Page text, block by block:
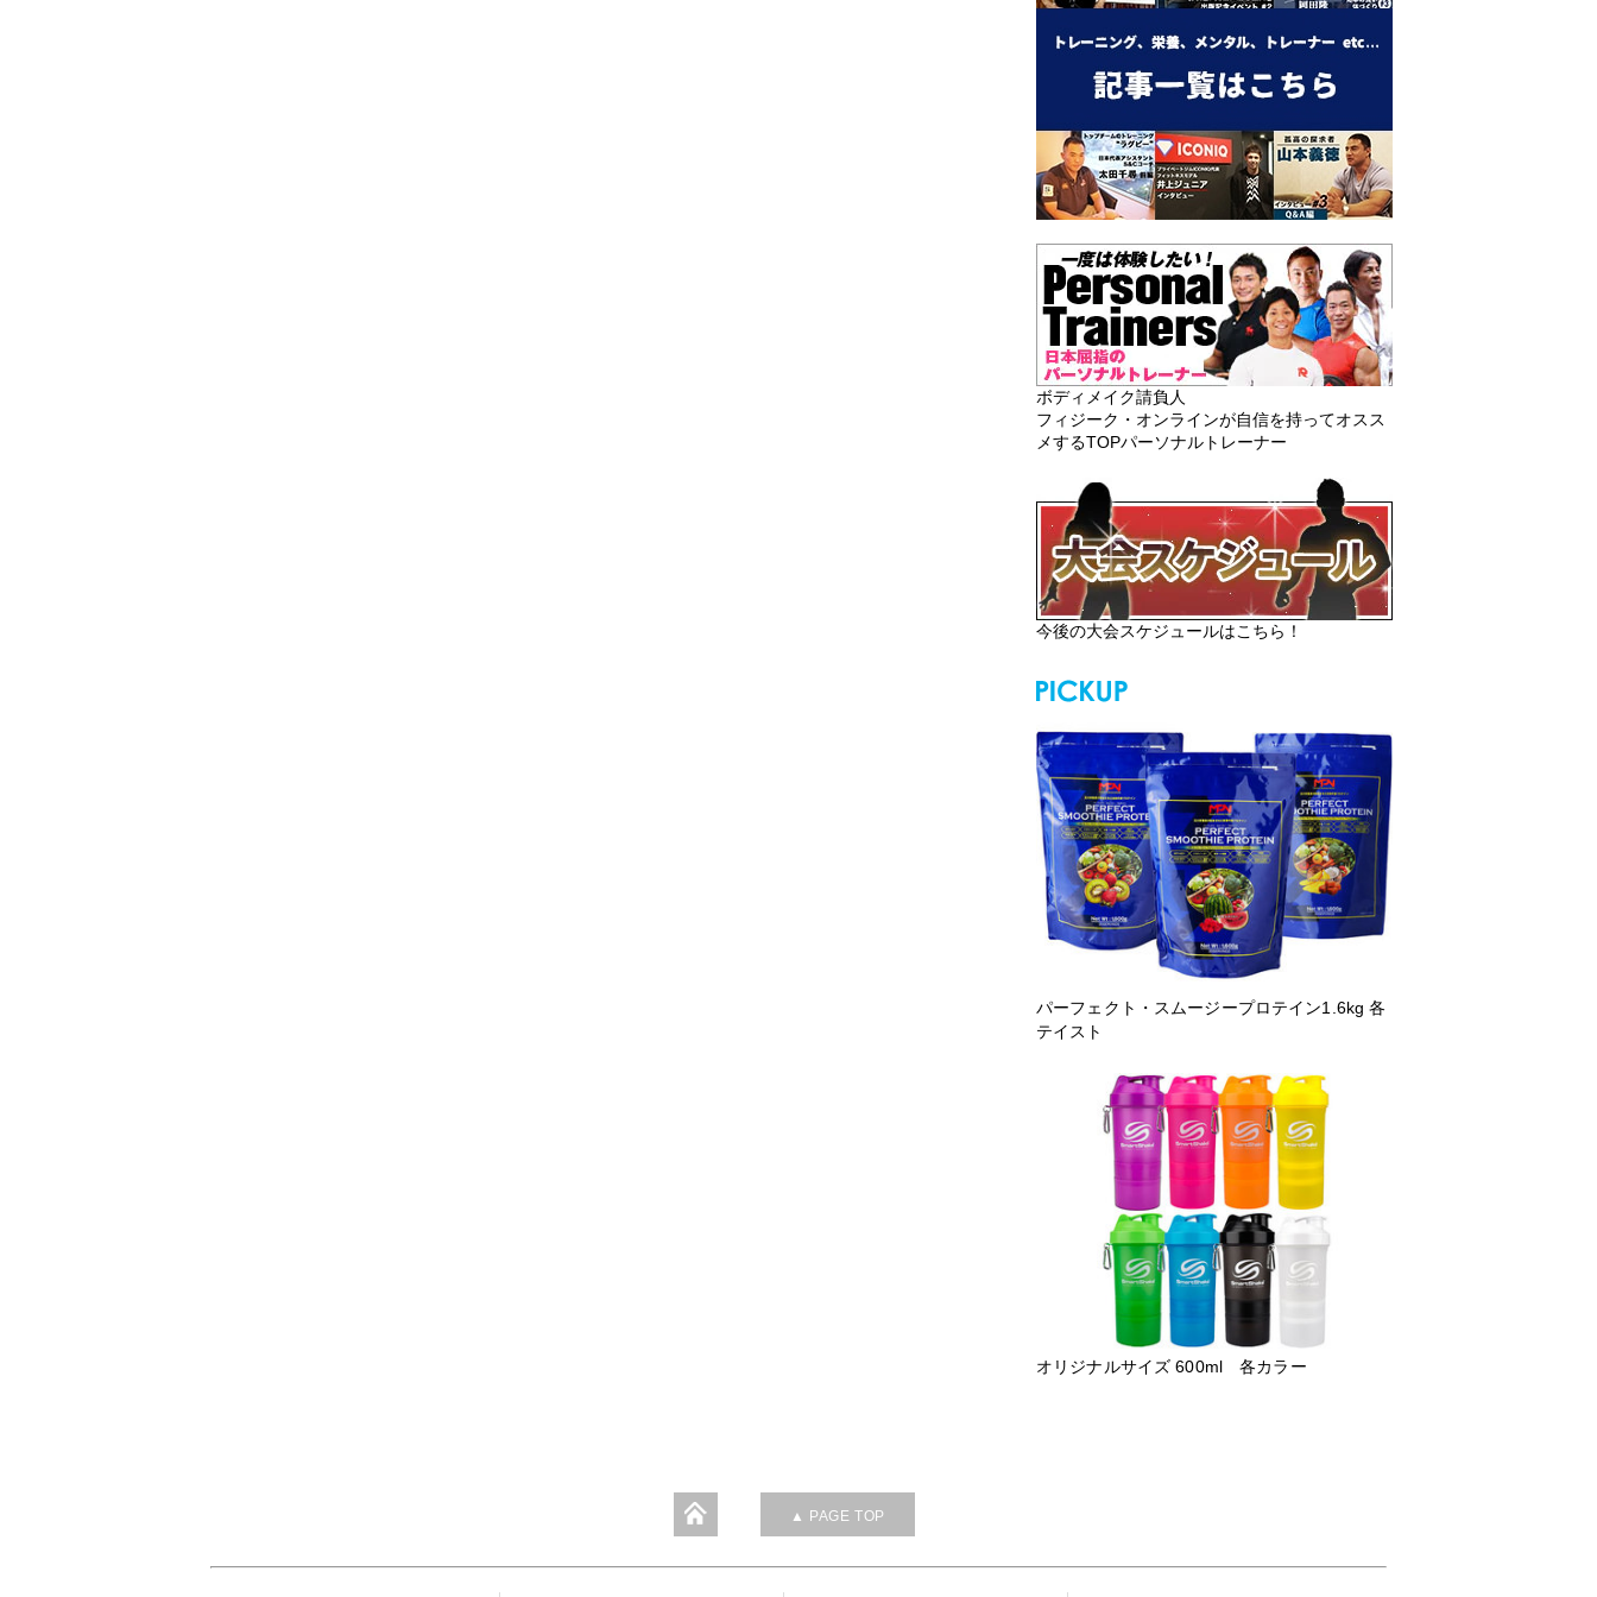
ボディメイク請負人
フィジーク・オンラインが自信を持ってオスス
メするTOPパーソナルトレーナー
今後の大会スケジュールはこちら！
パーフェクト・スムージープロテイン1.6kg 各
テイスト
オリジナルサイズ 600ml 各カラー
▲ PAGE TOP